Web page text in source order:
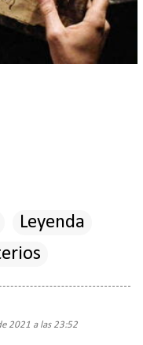
Leyenda
2021 a las 23:52